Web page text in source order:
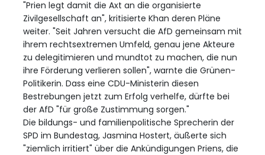
"Prien legt damit die Axt an die organisierte
Zivilgesellschaft an", kritisierte Khan deren Pläne
weiter. "Seit Jahren versucht die AfD gemeinsam mit
ihrem rechtsextremen Umfeld, genau jene Akteure
zu delegitimieren und mundtot zu machen, die nun
ihre Förderung verlieren sollen", warnte die Grünen-
Politikerin. Dass eine CDU-Ministerin diesen
Bestrebungen jetzt zum Erfolg verhelfe, dürfte bei
der AfD "für große Zustimmung sorgen."
Die bildungs- und familienpolitische Sprecherin der
SPD im Bundestag, Jasmina Hostert, äußerte sich
"ziemlich irritiert" über die Ankündigungen Priens, die